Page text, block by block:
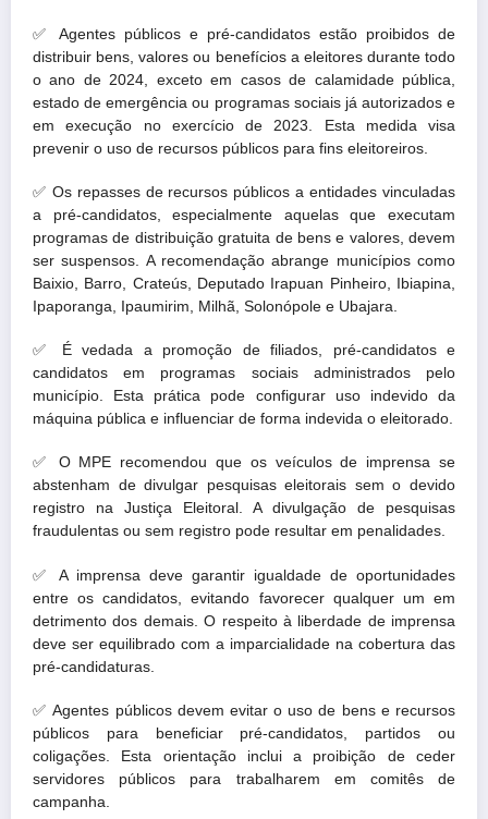
✅
Agentes públicos e pré-candidatos estão proibidos de
distribuir bens, valores ou benefícios a eleitores durante todo
o ano de 2024, exceto em casos de calamidade pública,
estado de emergência ou programas sociais já autorizados e
em execução no exercício de 2023. Esta medida visa
prevenir o uso de recursos públicos para fins eleitoreiros.
✅ Os repasses de recursos públicos a entidades vinculadas
a pré-candidatos, especialmente aquelas que executam
programas de distribuição gratuita de bens e valores, devem
ser suspensos. A recomendação abrange municípios como
Baixio, Barro, Crateús, Deputado Irapuan Pinheiro, Ibiapina,
Ipaporanga, Ipaumirim, Milhã, Solonópole e Ubajara.
✅
É vedada a promoção de filiados, pré-candidatos e
candidatos em programas sociais administrados pelo
município. Esta prática pode configurar uso indevido da
máquina pública e influenciar de forma indevida o eleitorado.
✅
O MPE recomendou que os veículos de imprensa se
abstenham de divulgar pesquisas eleitorais sem o devido
registro na Justiça Eleitoral. A divulgação de pesquisas
fraudulentas ou sem registro pode resultar em penalidades.
✅
A imprensa deve garantir igualdade de oportunidades
entre os candidatos, evitando favorecer qualquer um em
detrimento dos demais. O respeito à liberdade de imprensa
deve ser equilibrado com a imparcialidade na cobertura das
pré-candidaturas.
✅Agentes públicos devem evitar o uso de bens e recursos
públicos para beneficiar pré-candidatos, partidos ou
coligações. Esta orientação inclui a proibição de ceder
servidores públicos para trabalharem em comitês de
campanha.